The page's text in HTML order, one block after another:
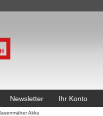
Newsletter Ihr Konto
Akku